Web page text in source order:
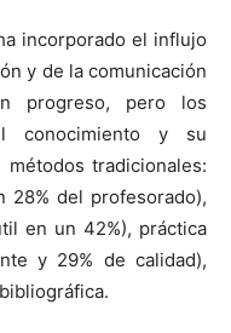
incorporado el influjo
y de la comunicación
progreso, pero los
conocimiento y su
tradicionales:
28% del profesorado),
en un 42%), práctica
y 29% de calidad),